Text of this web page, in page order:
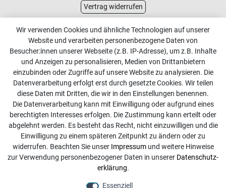
Vertrag widerrufen
Kundenservice
Kontakt
Online Retourenservice
Kontakt
info@dachdecker-shop.de
+49 3501 507295
Montag - Freitag, 08:00 - 16:00
Anrufe aus dem dt. Festnetz zum Ortstarif, Preise aus dem
Mobilfunknetz ggf. abweichend (abhängig vom Provider).
Wir verwenden Cookies und ähnliche Technologien auf unserer
Website und verarbeiten personenbezogene Daten von
Besucher:innen unserer Webseite (z.B. IP-Adresse), um z.B. Inhalte
und Anzeigen zu personalisieren, Medien von Drittanbietern
einzubinden oder Zugriffe auf unsere Website zu analysieren. Die
Datenverarbeitung erfolgt erst durch gesetzte Cookies. Wir teilen
diese Daten mit Dritten, die wir in den Einstellungen benennen.
Die Datenverarbeitung kann mit Einwilligung oder aufgrund eines
berechtigten Interesses erfolgen. Die Zustimmung kann erteilt oder
abgelehnt werden. Es besteht das Recht, nicht einzuwilligen und die
Einwilligung zu einem späteren Zeitpunkt zu ändern oder zu
widerrufen. Beachten Sie unser Impressumund weitere Hinweise
zur Verwendung personenbezogener Daten in unserer Daten­schutz­
erklärung.
Essenziell